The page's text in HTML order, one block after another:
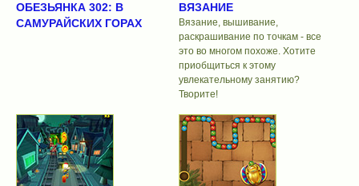
ОБЕЗЬЯНКА 302: В
САМУРАЙСКИХ ГОРАХ
ВЯЗАНИЕ
Вязание, вышивание,
раскрашивание по точкам - все
это во многом похоже. Хотите
приобщиться к этому
увлекательному занятию?
Творите!